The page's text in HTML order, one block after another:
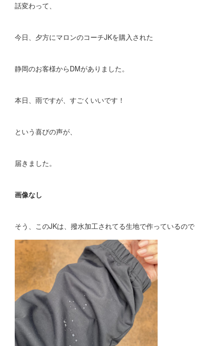
話変わって、
今日、夕方にマロンのコーチJKを購入された
静岡のお客様からDMがありました。
本日、雨ですが、すごくいいです！
という喜びの声が、
届きました。
画像なし
そう、このJKは、撥水加工されてる生地で作っているので